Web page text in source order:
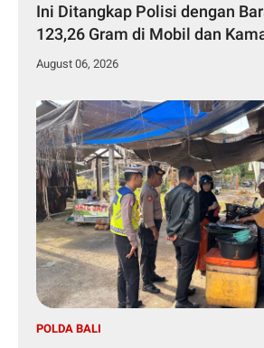
Ini Ditangkap Polisi dengan
123,26 Gram di Mobil dan
August 06, 2026
POLDA BALI